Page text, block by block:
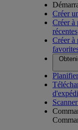
Créer
Créer à
récentes
Créer à